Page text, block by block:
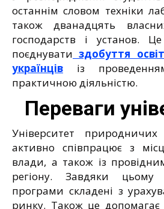
останнім словом техніки
також дванадцять
господарств і установ.
поєднувати здобуття
українців із
практичною діяльністю.
Переваги
Університет
активно співпрацює з
влади, а також із
регіону. Завдяки цьому
програми складені з
ринку. Також це допомагає